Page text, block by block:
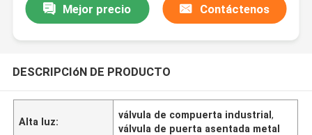
Mejor precio Contáctenos
DESCRIPCIóN DE PRODUCTO
Alta luz:
válvula de compuerta industrial,
válvula de puerta asentada metal